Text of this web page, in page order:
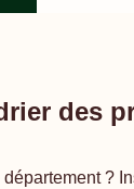
des
?